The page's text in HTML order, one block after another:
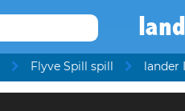
Flyve Spill spill lander